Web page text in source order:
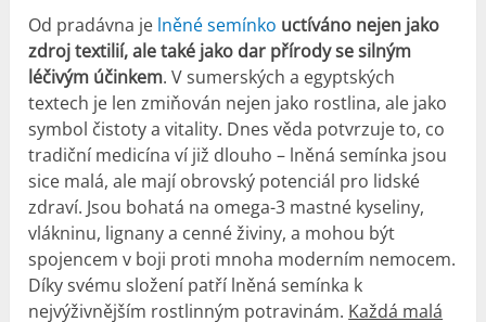
Od pradávna je lněné semínko uctíváno nejen jako
zdroj textilií, ale také jako dar přírody se silným
léčivým účinkem. V sumerských a egyptských
textech je len zmiňován nejen jako rostlina, ale jako
symbol čistoty a vitality. Dnes věda potvrzuje to, co
tradiční medicína ví již dlouho – lněná semínka jsou
sice malá, ale mají obrovský potenciál pro lidské
zdraví. Jsou bohatá na omega-3 mastné kyseliny,
vlákninu, lignany a cenné živiny, a mohou být
spojencem v boji proti mnoha moderním nemocem.
Díky svému složení patří lněná semínka k
nejvýživnějším rostlinným potravinám. Každá malá